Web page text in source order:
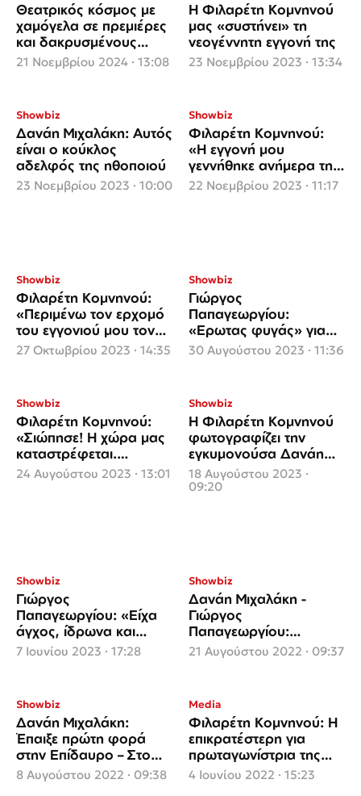
Θεατρικός κόσμος με
χαμόγελα σε πρεμιέρες
και δακρυσμένους
αποχαιρετισμούς
21 Νοεμβρίου 2024 · 13:08
Η Φιλαρέτη Κομνηνού
μας «συστήνει» τη
νεογέννητη εγγονή της
23 Νοεμβρίου 2023 · 13:34
Showbiz
Δανάη Μιχαλάκη: Αυτός
είναι ο κούκλος
αδελφός της ηθοποιού
23 Νοεμβρίου 2023 · 10:00
Showbiz
Φιλαρέτη Κομνηνού:
«Η εγγονή μου
γεννήθηκε ανήμερα της
Παναγίας, ευλογημένο
22 Νοεμβρίου 2023 · 11:17
Showbiz
Φιλαρέτη Κομνηνού:
«Περιμένω τον ερχομό
του εγγονιού μου τον
Δεκέμβρη»
27 Οκτωβρίου 2023 · 14:35
Showbiz
Γιώργος
Παπαγεωργίου:
«Ερωτας φυγάς» για
τον γιο της Κομνηνού
30 Αυγούστου 2023 · 11:36
Showbiz
Φιλαρέτη Κομνηνού:
«Σιώπησε! Η χώρα μας
καταστρέφεται.
Ντροπή!»
24 Αυγούστου 2023 · 13:01
Showbiz
Η Φιλαρέτη Κομνηνού
φωτογραφίζει την
εγκυμονούσα Δανάη
Μιχαλάκη: «Θα γίνω
γιαγιά!»
18 Αυγούστου 2023 ·
09:20
Showbiz
Γιώργος
Παπαγεωργίου: «Είχα
άγχος, ίδρωνα και
έβγαινα συνέχεια έκτος
7 Ιουνίου 2023 · 17:28
Showbiz
Δανάη Μιχαλάκη -
Γιώργος
Παπαγεωργίου:
Γιόρτασαν την πρώτη
τους επέτειο
21 Αυγούστου 2022 · 09:37
Showbiz
Δανάη Μιχαλάκη:
Έπαιξε πρώτη φορά
στην Επίδαυρο – Στο
πλευρό οι γονείς, ο
σύζυγος και η πεθερά
8 Αυγούστου 2022 · 09:38
Media
Φιλαρέτη Κομνηνού: Η
επικρατέστερη για
πρωταγωνίστρια της
νέας σειράς «Μάγισσα»
4 Ιουνίου 2022 · 15:23